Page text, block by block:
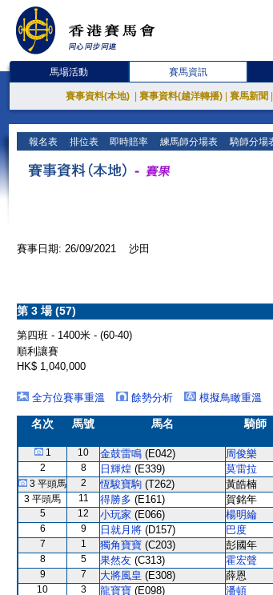
馬場活動 賽馬資訊
賽事資料(本地) 賽事資料(越洋轉播) 賽馬新聞
報名表 排位表 即時賠率 練馬師分場表 騎師分場
賽事日期: 26/09/2021 沙田
第 3 場 (57)
第四班 - 1400米 - (60-40)
順利讓賽
HK$ 1,040,000
全方位賽事重溫
餘勢分析 模擬鳥瞰重溫
名次 馬號 馬名 騎師
1 10 金鼓雷鳴 (E042) 周俊樂
2
8 日輝煌 (E339) 莫雷拉
3 平頭馬
2 恆駿寶駒 (T262) 黃皓楠
3 平頭馬
11 得勝多 (E161) 賀銘年
5
12 小玩家 (E066) 楊明綸
6
9 日就月將 (D157) 巴度
7
1 獨角寶寶 (C203) 彭國年
8
5 果然友 (C313) 霍宏聲
9
7 大將風皇 (E308) 薛恩
10
3 龍寶寶 (E098) 潘頓